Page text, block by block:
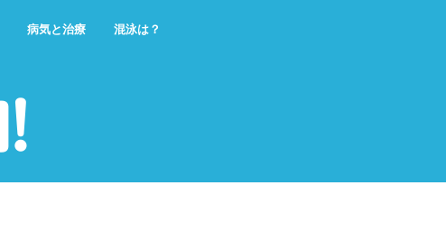
病気と治療 混泳は？